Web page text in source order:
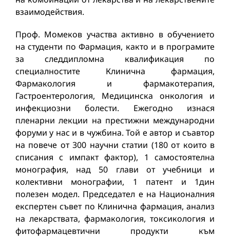
взаимодействия.
Проф. Момеков участва активно в обучението
на студенти по Фармация, както и в програмите
за следдипломна квалификация по
специалностите Клинична фармация,
Фармакология и фармакотерапия,
Гастроентерология, Медицинска онкология и
инфекциозни болести. Ежегодно изнася
пленарни лекции на престижни международни
форуми у нас и в чужбина. Той е автор и съавтор
на повече от 300 научни статии (180 от които в
списания с импакт фактор), 1 самостоятелна
монография, над 50 глави от учебници и
колективни монографии, 1 патент и 1дин
полезен модел. Председател е на Националния
експертен съвет по Клинична фармация, анализ
на лекарствата, фармакология, токсикология и
фитофармацевтични продукти към